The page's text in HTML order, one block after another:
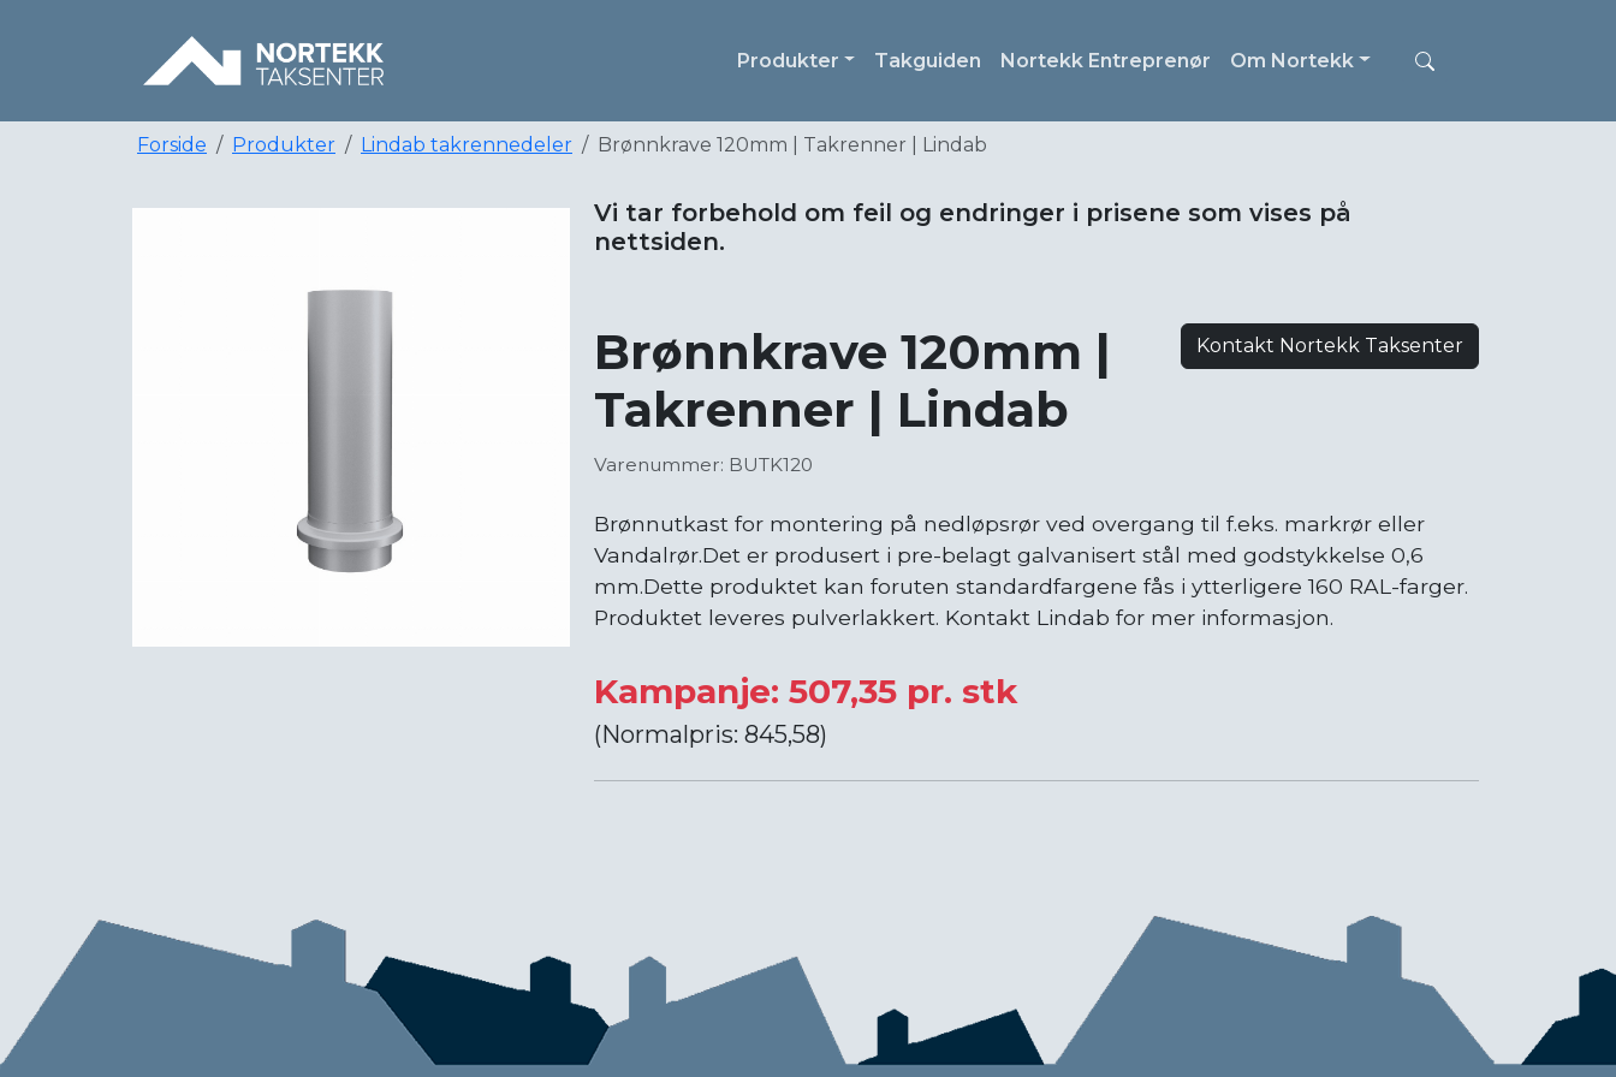
Produkter Takguiden Nortekk Entreprenør Om Nortekk
Forside Produkter Lindab takrennedeler Brønnkrave 120mm | Takrenner | Lindab
Vi tar forbehold om feil og endringer i prisene som vises på
nettsiden.
Kontakt Nortekk Taksenter
Brønnkrave 120mm |
Takrenner | Lindab
Varenummer: BUTK120
Brønnutkast for montering på nedløpsrør ved overgang til f.eks. markrør eller
Vandalrør.Det er produsert i pre-belagt galvanisert stål med godstykkelse 0,6
mm.Dette produktet kan foruten standardfargene fås i ytterligere 160 RAL-farger.
Produktet leveres pulverlakkert. Kontakt Lindab for mer informasjon.
Kampanje: 507,35 pr. stk
(Normalpris: 845,58)